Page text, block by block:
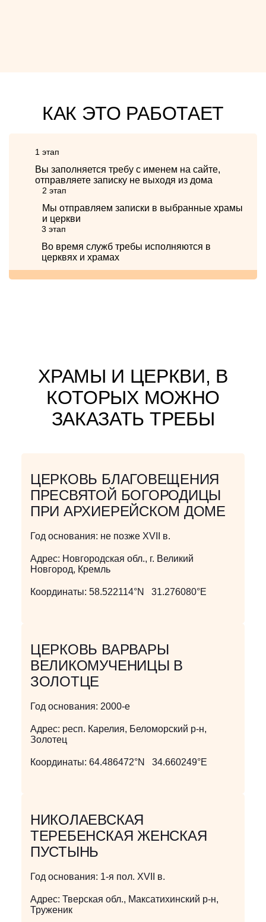
КАК ЭТО РАБОТАЕТ
1 этап
Вы заполняется требу с именем на сайте,
отправляете записку не выходя из дома
2 этап
Мы отправляем записки в выбранные храмы
и церкви
3 этап
Во время служб требы исполняются в
церквях и храмах
ХРАМЫ И ЦЕРКВИ, В
КОТОРЫХ МОЖНО
ЗАКАЗАТЬ ТРЕБЫ
ЦЕРКОВЬ БЛАГОВЕЩЕНИЯ
ПРЕСВЯТОЙ БОГОРОДИЦЫ
ПРИ АРХИЕРЕЙСКОМ ДОМЕ
Год основания: не позже XVII в.
Адрес: Новгородская обл., г. Великий
Новгород, Кремль
Координаты: 58.522114°N 31.276080°E
ЦЕРКОВЬ ВАРВАРЫ
ВЕЛИКОМУЧЕНИЦЫ В
ЗОЛОТЦЕ
Год основания: 2000-е
Адрес: респ. Карелия, Беломорский р-н,
Золотец
Координаты: 64.486472°N 34.660249°E
НИКОЛАЕВСКАЯ
ТЕРЕБЕНСКАЯ ЖЕНСКАЯ
ПУСТЫНЬ
Год основания: 1-я пол. XVII в.
Адрес: Тверская обл., Максатихинский р-н,
Труженик